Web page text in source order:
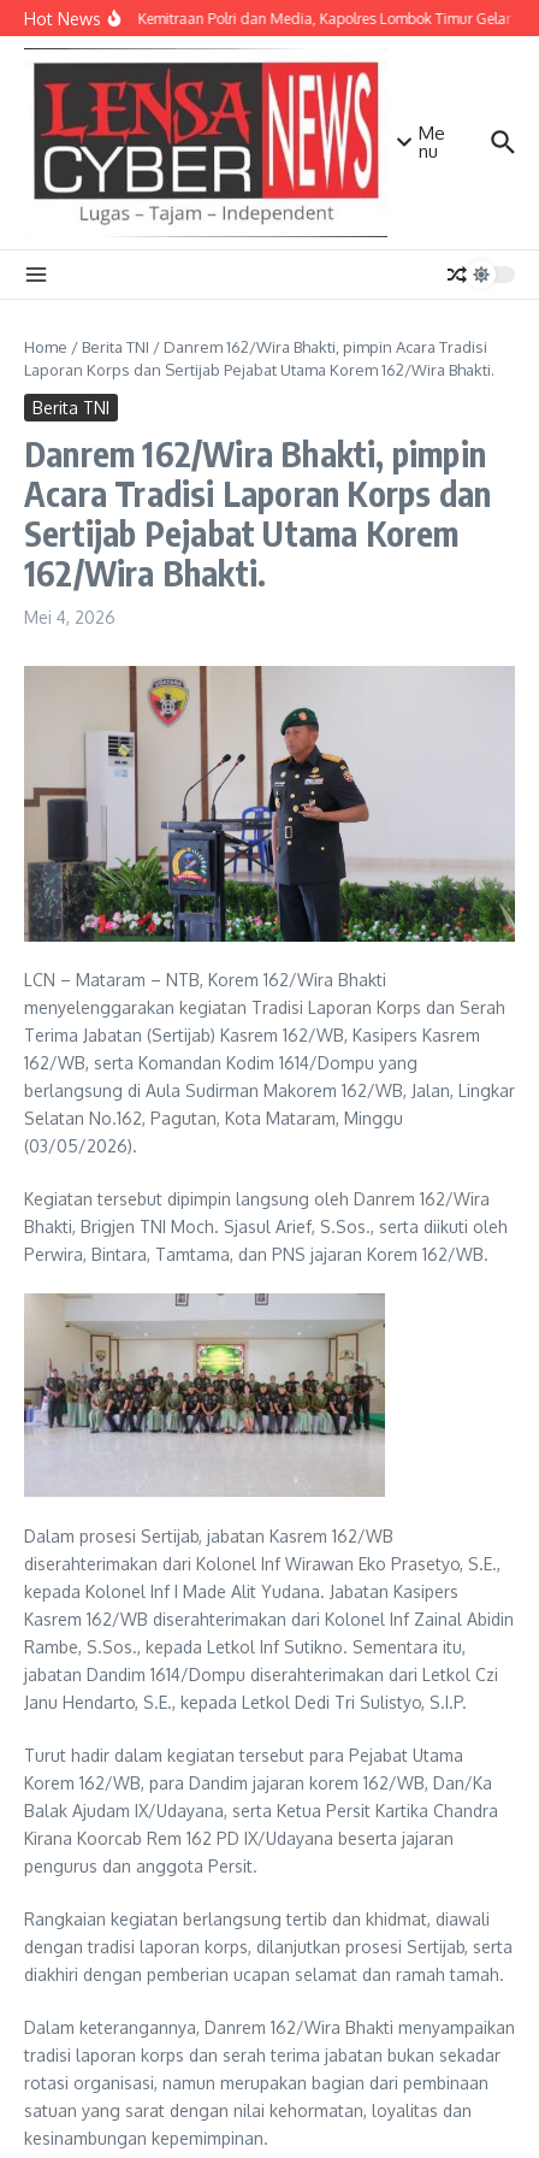
Lewati ke konten
Hot NewsPerkuat Kemitraan Polri dan Media, Kapolres Lombok Timur Gelar
Me
nu
Home / Berita TNI / Danrem 162/Wira Bhakti, pimpin Acara Tradisi
Laporan Korps dan Sertijab Pejabat Utama Korem 162/Wira Bhakti.
Berita TNI
Danrem 162/Wira Bhakti, pimpin
Acara Tradisi Laporan Korps dan
Sertijab Pejabat Utama Korem
162/Wira Bhakti.
Mei 4, 2026
LCN – Mataram – NTB, Korem 162/Wira Bhakti
menyelenggarakan kegiatan Tradisi Laporan Korps dan Serah
Terima Jabatan (Sertijab) Kasrem 162/WB, Kasipers Kasrem
162/WB, serta Komandan Kodim 1614/Dompu yang
berlangsung di Aula Sudirman Makorem 162/WB, Jalan, Lingkar
Selatan No.162, Pagutan, Kota Mataram, Minggu
(03/05/2026).
Kegiatan tersebut dipimpin langsung oleh Danrem 162/Wira
Bhakti, Brigjen TNI Moch. Sjasul Arief, S.Sos., serta diikuti oleh
Perwira, Bintara, Tamtama, dan PNS jajaran Korem 162/WB.
Dalam prosesi Sertijab, jabatan Kasrem 162/WB
diserahterimakan dari Kolonel Inf Wirawan Eko Prasetyo, S.E.,
kepada Kolonel Inf I Made Alit Yudana. Jabatan Kasipers
Kasrem 162/WB diserahterimakan dari Kolonel Inf Zainal Abidin
Rambe, S.Sos., kepada Letkol Inf Sutikno. Sementara itu,
jabatan Dandim 1614/Dompu diserahterimakan dari Letkol Czi
Janu Hendarto, S.E., kepada Letkol Dedi Tri Sulistyo, S.I.P.
Turut hadir dalam kegiatan tersebut para Pejabat Utama
Korem 162/WB, para Dandim jajaran korem 162/WB, Dan/Ka
Balak Ajudam IX/Udayana, serta Ketua Persit Kartika Chandra
Kirana Koorcab Rem 162 PD IX/Udayana beserta jajaran
pengurus dan anggota Persit.
Rangkaian kegiatan berlangsung tertib dan khidmat, diawali
dengan tradisi laporan korps, dilanjutkan prosesi Sertijab, serta
diakhiri dengan pemberian ucapan selamat dan ramah tamah.
Dalam keterangannya, Danrem 162/Wira Bhakti menyampaikan
tradisi laporan korps dan serah terima jabatan bukan sekadar
rotasi organisasi, namun merupakan bagian dari pembinaan
satuan yang sarat dengan nilai kehormatan, loyalitas dan
kesinambungan kepemimpinan.